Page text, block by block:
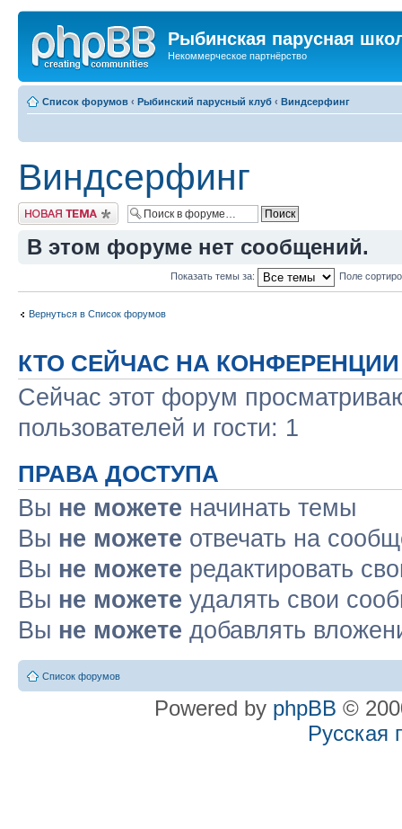
Рыбинская парусная
Некоммерческое партнёрство
Список форумов ‹ Рыбинский парусный клуб ‹ Виндсерфинг
Виндсерфинг
Новая тема
В этом форуме нет сообщений.
Показать темы за: Поле
Вернуться в Список форумов
КТО СЕЙЧАС НА КОНФЕРЕНЦИИ
Сейчас этот форум
пользователей и гости: 1
ПРАВА ДОСТУПА
Вы не можете начинать темы
Вы не можете отвечать на
Вы не можете редактировать
Вы не можете удалять свои
Вы не можете добавлять
Список форумов
Powered by phpBB ©
Русская